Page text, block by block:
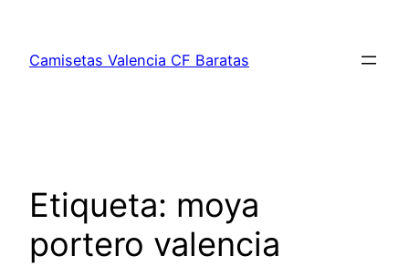
contenido
Camisetas Valencia CF Baratas
Etiqueta: moya
portero valencia